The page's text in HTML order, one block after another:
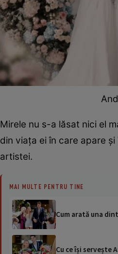
Mirele nu s-a lăsat nici el
din viața ei în care apare
artistei.
MAI MULTE PENTRU TINE
Cum arată una
Cu ce își servește